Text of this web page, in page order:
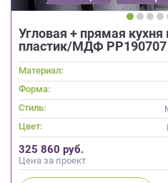
Угловая + прямая
пластик/МДФ РР190707
Материал:
Форма:
Стиль:
Цвет:
325 860 руб.
Цена за проект